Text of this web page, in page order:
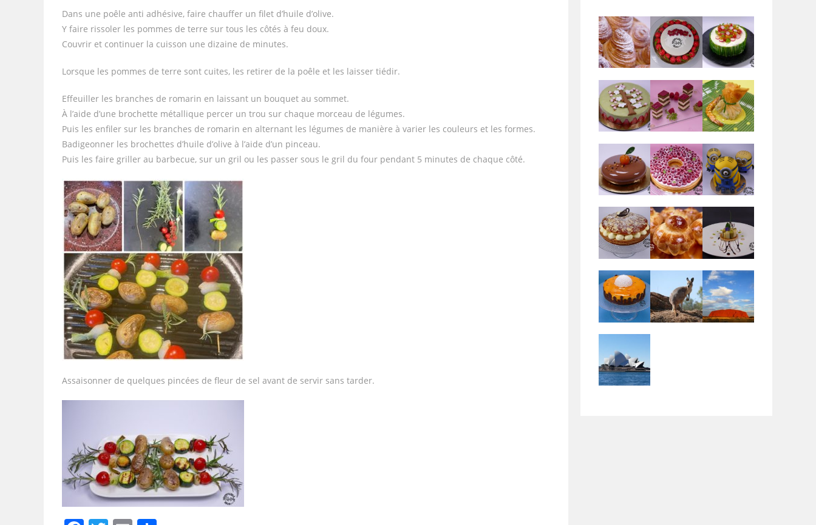
Dans une poêle anti adhésive, faire chauffer un filet d’huile d’olive.
Y faire rissoler les pommes de terre sur tous les côtés à feu doux.
Couvrir et continuer la cuisson une dizaine de minutes.
Lorsque les pommes de terre sont cuites, les retirer de la poêle et les laisser tiédir.
Effeuiller les branches de romarin en laissant un bouquet au sommet.
À l’aide d’une brochette métallique percer un trou sur chaque morceau de légumes.
Puis les enfiler sur les branches de romarin en alternant les légumes de manière à varier les couleurs et les formes.
Badigeonner les brochettes d’huile d’olive à l’aide d’un pinceau.
Puis les faire griller au barbecue, sur un gril ou les passer sous le gril du four pendant 5 minutes de chaque côté.
Assaisonner de quelques pincées de fleur de sel avant de servir sans tarder.